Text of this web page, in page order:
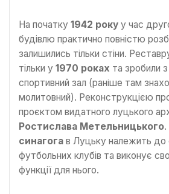
На початку 1942 року у час
будівлю практично повністю
залишились тільки стіни.
тільки у 1970 роках та зробили з
спортивний зал (раніше там
молитовний). Реконструкцією
проєктом видатного луцького
Ростислава Метельницького.
синагога в Луцьку належить до
футбольних клубів та виконує
функції для нього.